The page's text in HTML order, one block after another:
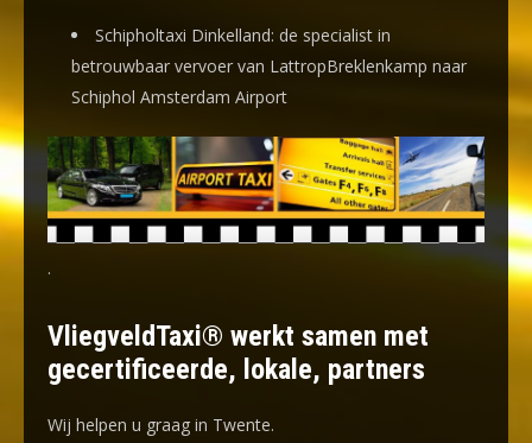
Schipholtaxi Dinkelland: de specialist in
betrouwbaar vervoer van LattropBreklenkamp naar
Schiphol Amsterdam Airport
.
VliegveldTaxi® werkt samen met
gecertificeerde, lokale, partners
Wij helpen u graag in Twente.